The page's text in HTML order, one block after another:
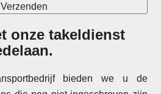
onze takeldienst
.
bieden we u de